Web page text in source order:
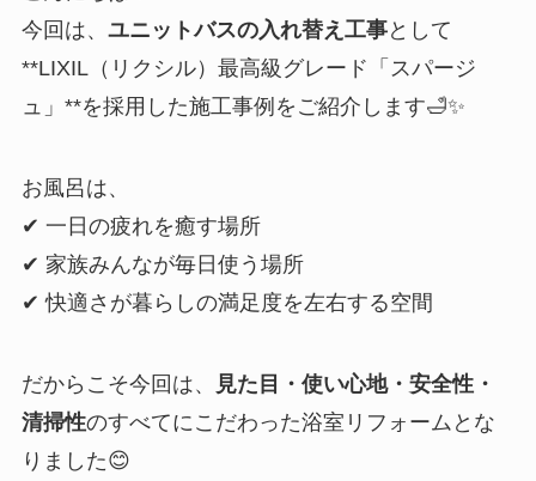
今回は、 ユニットバスの入れ替え工事として
**LIXIL（リクシル）最高級グレード「スパージ
ュ」**を採用した施工事例をご紹介します🛁✨
お風呂は、
✔ 一日の疲れを癒す場所
✔ 家族みんなが毎日使う場所
✔ 快適さが暮らしの満足度を左右する空間
だからこそ今回は、
見た目・使い心地・安全性・
清掃性のすべてにこだわった浴室リフォームとな
りました😊